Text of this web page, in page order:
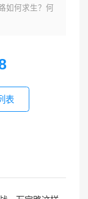
如何求生？何
表